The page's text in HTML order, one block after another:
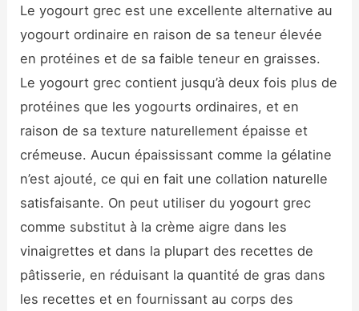
Le yogourt grec est une excellente alternative au
yogourt ordinaire en raison de sa teneur élevée
en protéines et de sa faible teneur en graisses.
Le yogourt grec contient jusqu’à deux fois plus de
protéines que les yogourts ordinaires, et en
raison de sa texture naturellement épaisse et
crémeuse. Aucun épaississant comme la gélatine
n’est ajouté, ce qui en fait une collation naturelle
satisfaisante. On peut utiliser du yogourt grec
comme substitut à la crème aigre dans les
vinaigrettes et dans la plupart des recettes de
pâtisserie, en réduisant la quantité de gras dans
les recettes et en fournissant au corps des